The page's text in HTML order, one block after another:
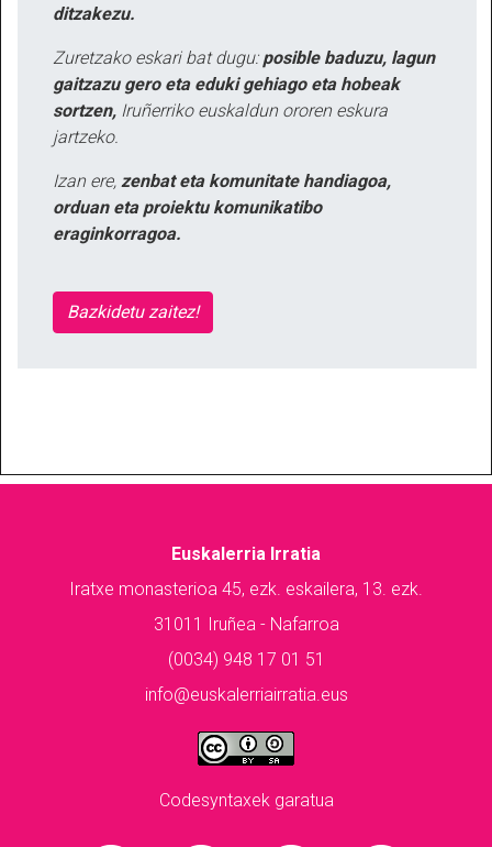
ditzakezu.
Zuretzako eskari bat dugu: posible baduzu, lagun
gaitzazu gero eta eduki gehiago eta hobeak
sortzen, Iruñerriko euskaldun ororen eskura
jartzeko.
Izan ere, zenbat eta komunitate handiagoa,
orduan eta proiektu komunikatibo
eraginkorragoa.
Bazkidetu zaitez!
Euskalerria Irratia
Iratxe monasterioa 45, ezk. eskailera, 13. ezk.
31011 Iruñea - Nafarroa
(0034) 948 17 01 51
info@euskalerriairratia.eus
Codesyntaxek garatua